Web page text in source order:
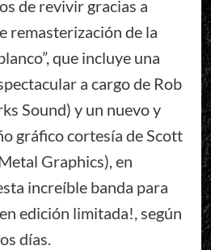
de revivir gracias a
remasterización de la
que incluye una
a cargo de Rob
Sound) y un nuevo y
gráfico cortesía de Scott
Graphics), en
increíble banda para
edición limitada!, según
días.